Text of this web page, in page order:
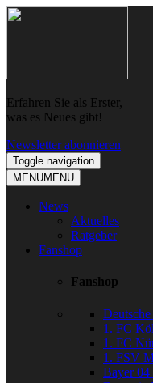
Skip
Skip
Erfahren Sie als Erster,
was es Neues gibt!
Newsletter abonnieren
Toggle navigation
MENUMENU
News
Aktuelles
Ratgeber
Fanshop
Fanshop
1. FC
1. FC
1. FSV
Bayer 04